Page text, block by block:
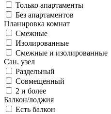
Только апартаменты
Без апартаментов
Планировка комнат
Смежные
Изолированные
Смежные и изолированные
Сан. узел
Раздельный
Совмещенный
2 и более
Балкон/лоджия
Есть балкон